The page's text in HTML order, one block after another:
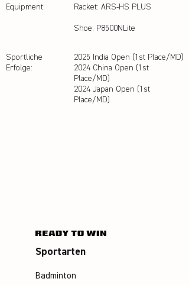
Equipment:
Sportliche
Erfolge:
Racket: ARS-HS PLUS
Shoe: P8500NLite
2025 India Open (1st Place/MD)
2024 China Open (1st
Place/MD)
2024 Japan Open (1st
Place/MD)
Badminton
Sportarten